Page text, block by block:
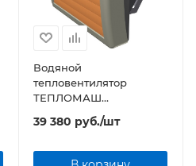
Водяной
тепловентилятор
ТЕПЛОМАШ
КЭВ-19М3,5W1 серии
MW
39 380 руб./шт